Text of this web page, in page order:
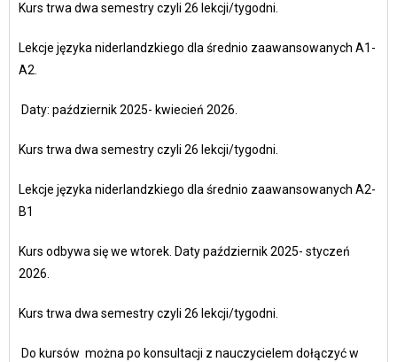
Kurs trwa dwa semestry czyli 26 lekcji/tygodni.
Lekcje języka niderlandzkiego dla średnio zaawansowanych A1-
A2.
Daty: październik 2025- kwiecień 2026.
Kurs trwa dwa semestry czyli 26 lekcji/tygodni
Lekcje języka niderlandzkiego dla średnio zaawansowanych A2-
B1
Kurs odbywa się we wtorek. Daty październik 2025- styczeń
2026.
Kurs trwa dwa semestry czyli 26 lekcji/tygodni.
Do kursów można po konsultacji z nauczycielem dołączyć w